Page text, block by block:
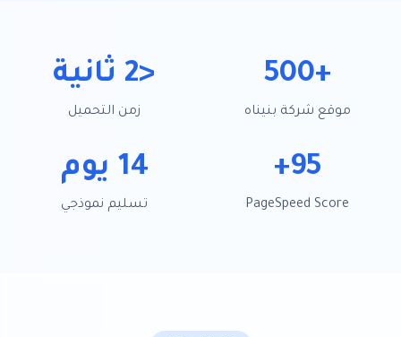
+500
موقع شركة بنيناه
<2 ثانية
زمن التحميل
95+
PageSpeed Score
14 يوم
تسليم نموذجي